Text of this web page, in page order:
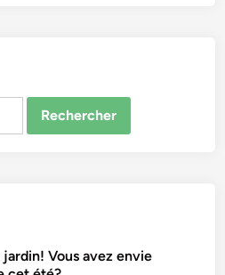
jardin! Vous avez envie